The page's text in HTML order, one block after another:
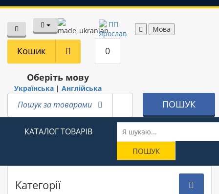
Мова
Пошук за товарами ПОШУК
Кошик 0
Оберіть мову
Українська| Англійська
КАТАЛОГ ТОВАРІВ
Категорії